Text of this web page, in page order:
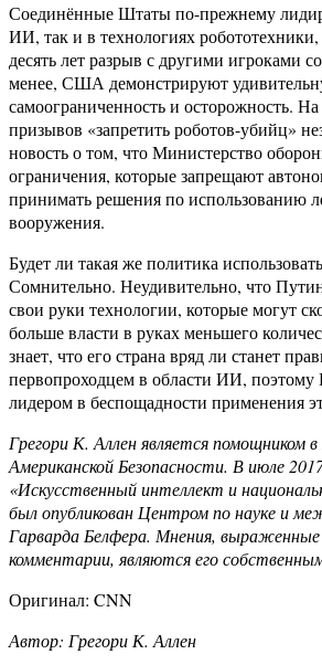
Соединённые Штаты по-прежнему
ИИ, так и в технологиях робототехники,
десять лет разрыв с другими игроками
менее, США демонстрируют
самоограниченность и осторожность.
призывов «запретить роботов-убийц»
новость о том, что Министерство
ограничения, которые запрещают
принимать решения по использованию
вооружения.
Будет ли такая же политика
Сомнительно. Неудивительно, что
свои руки технологии, которые могут
больше власти в руках меньшего
знает, что его страна вряд ли станет
первопроходцем в области ИИ, поэтому
лидером в беспощадности применения
Грегори К. Аллен является помощником
Американской Безопасности. В июле
«Искусственный интеллект и
был опубликован Центром по науке и
Гарварда Белфера. Мнения,
комментарии, являются его
Оригинал: CNN
Автор: Грегори К. Аллен